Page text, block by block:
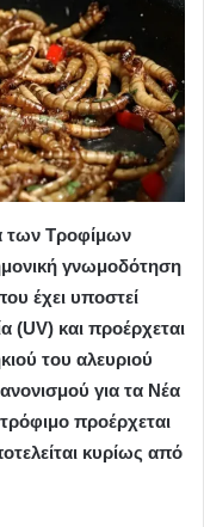
των Τροφίμων
γνωμοδότηση
έχει υποστεί
(UV) και προέρχεται
του αλευριού
για τα Νέα
προέρχεται
κυρίως από